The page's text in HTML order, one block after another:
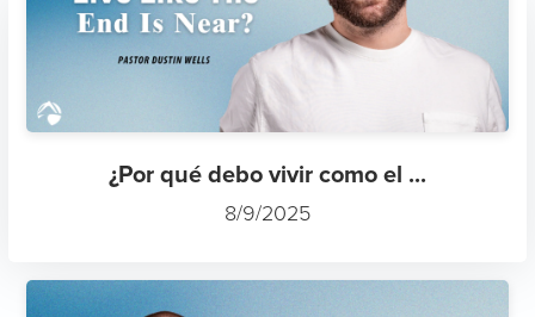
¿Por qué debo vivir como el ...
8/9/2025